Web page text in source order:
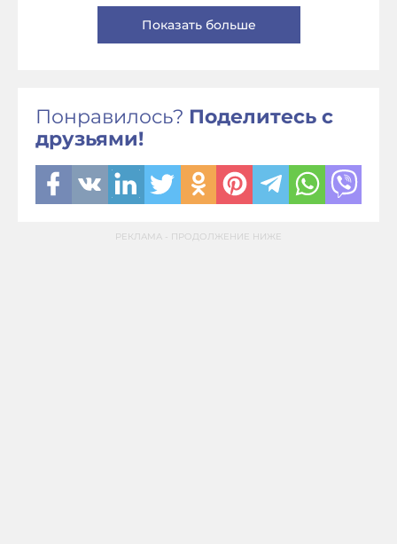
Показать больше
Понравилось? Поделитесь с
друзьями!
РЕКЛАМА - ПРОДОЛЖЕНИЕ НИЖЕ